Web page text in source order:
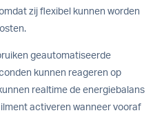
zij flexibel kunnen worden
geautomatiseerde
kunnen reageren op
realtime de energiebalans
activeren wanneer vooraf